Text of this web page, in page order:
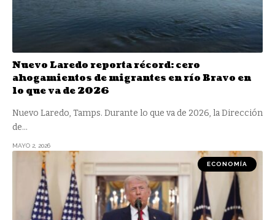
Nuevo Laredo reporta récord: cero
ahogamientos de migrantes en río Bravo en
lo que va de 2026
Nuevo Laredo, Tamps. Durante lo que va de 2026, la Dirección
de…
MAYO 2, 2026
ECONOMÍA